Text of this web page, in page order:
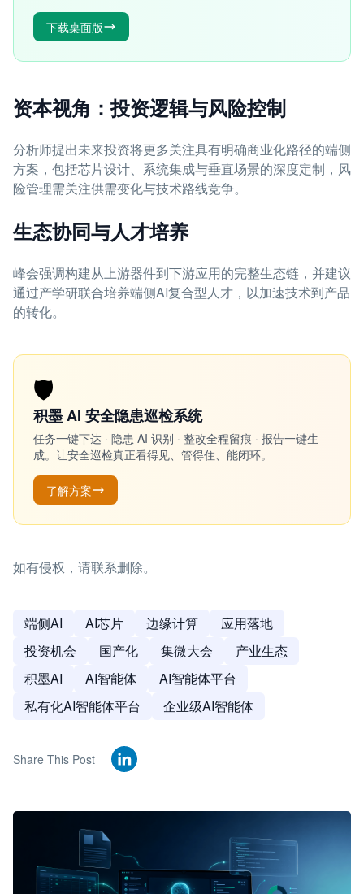
下载桌面版
资本视角：投资逻辑与风险控制
分析师提出未来投资将更多关注具有明确商业化路径的端侧
方案，包括芯片设计、系统集成与垂直场景的深度定制，风
险管理需关注供需变化与技术路线竞争。
生态协同与人才培养
峰会强调构建从上游器件到下游应用的完整生态链，并建议
通过产学研联合培养端侧AI复合型人才，以加速技术到产品
的转化。
🛡️
积墨 AI 安全隐患巡检系统
任务一键下达 · 隐患 AI 识别 · 整改全程留痕 · 报告一键生
成。让安全巡检真正看得见、管得住、能闭环。
了解方案
如有侵权，请联系删除。
端侧AI AI芯片 边缘计算
应用落地
投资机会
国产化 集微大会
产业生态
积墨AI
AI智能体
AI智能体平台
私有化AI智能体平台
企业级AI智能体
Share This Post